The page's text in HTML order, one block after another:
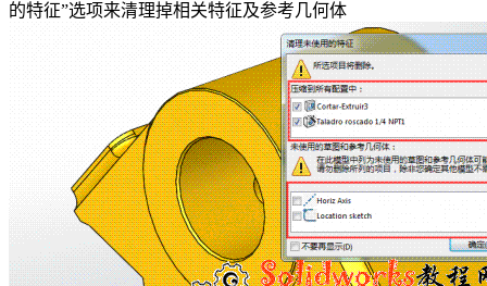
的特征”选项来清理掉相关特征及参考几何体